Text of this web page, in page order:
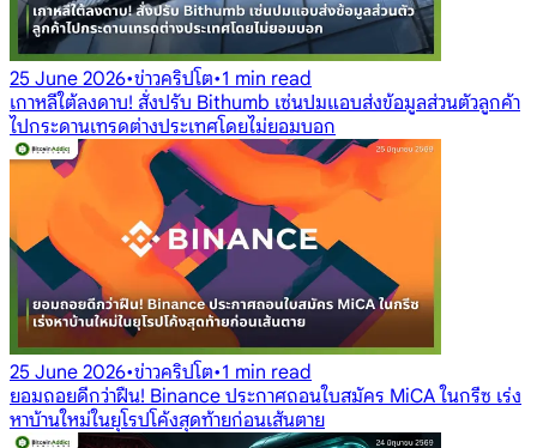
25 June 2026•ข่าวคริปโต•1 min read
เกาหลีใต้ลงดาบ! สั่งปรับ Bithumb เซ่นปมแอบส่งข้อมูลส่วนตัวลูกค้า
ไปกระดานเทรดต่างประเทศโดยไม่ยอมบอก
25 June 2026•ข่าวคริปโต•1 min read
ยอมถอยดีกว่าฝืน! Binance ประกาศถอนใบสมัคร MiCA ในกรีซ เร่ง
หาบ้านใหม่ในยุโรปโค้งสุดท้ายก่อนเส้นตาย